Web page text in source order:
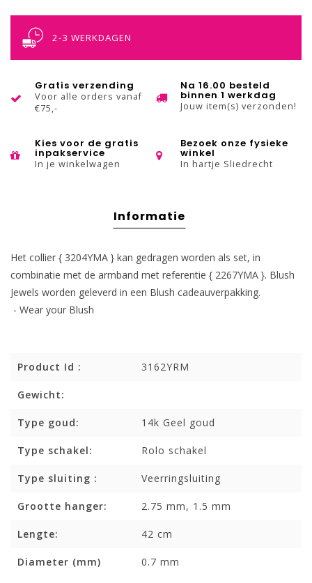
2-3 WERKDAGEN
Gratis verzending
Voor alle orders vanaf
€75,-
Na 16.00 besteld
binnen 1 werkdag
Jouw item(s) verzonden!
Kies voor de gratis
inpakservice
In je winkelwagen
Bezoek onze fysieke
winkel
In hartje Sliedrecht
Informatie
Het collier { 3204YMA } kan gedragen worden als set, in
combinatie met de armband met referentie { 2267YMA }. Blush
Jewels worden geleverd in een Blush cadeauverpakking.
- Wear your Blush
Product Id : 3162YRM
Gewicht:
Type goud: 14k Geel goud
Type schakel: Rolo schakel
Type sluiting : Veerringsluiting
Grootte hanger: 2.75 mm, 1.5 mm
Lengte: 42 cm
Diameter (mm) 0.7 mm